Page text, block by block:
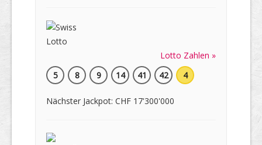
Lotto Zahlen »
5
8 9 14 41 42 4
Nächster Jackpot: CHF 17'300'000